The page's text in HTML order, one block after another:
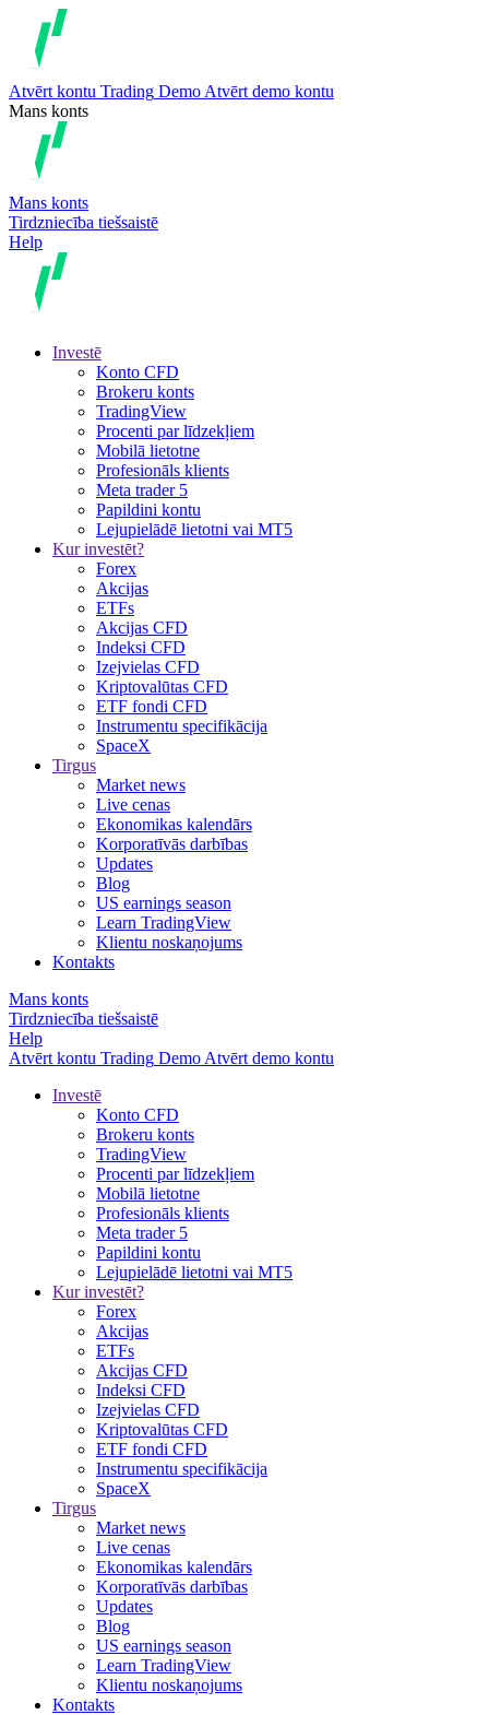
Atvērt kontu Trading Demo Atvērt demo kontu
Mans konts
Mans konts
Tirdzniecība tiešsaistē
Help
Investē
Konto CFD
Brokeru konts
TradingView
Procenti par līdzekļiem
Mobilā lietotne
Profesionāls klients
Meta trader 5
Papildini kontu
Lejupielādē lietotni vai MT5
Kur investēt?
Forex
Akcijas
ETFs
Akcijas CFD
Indeksi CFD
Izejvielas CFD
Kriptovalūtas CFD
ETF fondi CFD
Instrumentu specifikācija
SpaceX
Tirgus
Market news
Live cenas
Ekonomikas kalendārs
Korporatīvās darbības
Updates
Blog
US earnings season
Learn TradingView
Klientu noskaņojums
Kontakts
Mans konts
Tirdzniecība tiešsaistē
Help
Atvērt kontu Trading Demo Atvērt demo kontu
Investē
Konto CFD
Brokeru konts
TradingView
Procenti par līdzekļiem
Mobilā lietotne
Profesionāls klients
Meta trader 5
Papildini kontu
Lejupielādē lietotni vai MT5
Kur investēt?
Forex
Akcijas
ETFs
Akcijas CFD
Indeksi CFD
Izejvielas CFD
Kriptovalūtas CFD
ETF fondi CFD
Instrumentu specifikācija
SpaceX
Tirgus
Market news
Live cenas
Ekonomikas kalendārs
Korporatīvās darbības
Updates
Blog
US earnings season
Learn TradingView
Klientu noskaņojums
Kontakts